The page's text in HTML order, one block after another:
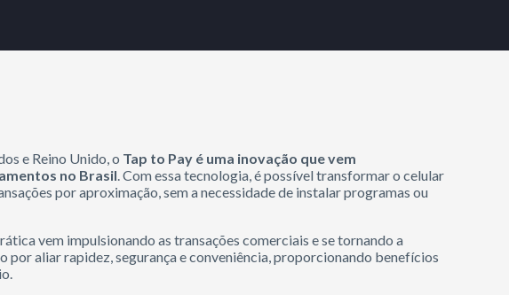
e Reino Unido, o Tap to Pay é uma inovação que vem
no Brasil. Com essa tecnologia, é possível transformar o celular
por aproximação, sem a necessidade de instalar programas ou
vem impulsionando as transações comerciais e se tornando a
por aliar rapidez, segurança e conveniência, proporcionando benefícios